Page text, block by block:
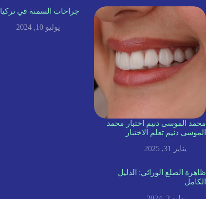
محمد الموسى دنيم اختبار محمد
الموسى دنيم تعلم الاختبار
يناير 31, 2025
جراحات السمنة في تركيا 2024
يوليو 10, 2024
ظاهرة الصلع الوراثي: الدليل
الكامل